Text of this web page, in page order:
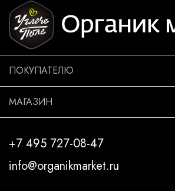
ПОКУПАТЕЛЮ
МАГАЗИН
+7 495 727-08-47
info@organikmarket.ru